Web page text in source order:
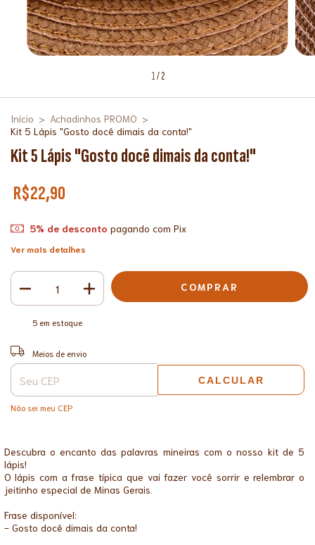
1/2
Início > Achadinhos PROMO >
Kit 5 Lápis "Gosto docê dimais da conta!"
Kit 5 Lápis "Gosto docê dimais da conta!"
R$22,90
5% de desconto pagando com Pix
Ver mais detalhes
5em estoque
Entregas para o CEP:
Meios de envio
CALCULAR
Não sei meu CEP
Descubra o encanto das palavras mineiras com o nosso kit de 5
lápis!
O lápis com a frase típica que vai fazer você sorrir e relembrar o
jeitinho especial de Minas Gerais.
Frase disponível:
- Gosto docê dimais da conta!